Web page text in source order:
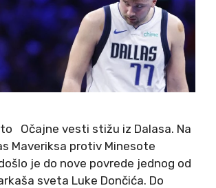
Očajne vesti stižu iz Dalasa. Na
Maveriksa protiv Minesote
je do nove povrede jednog od
sveta Luke Dončića. Do